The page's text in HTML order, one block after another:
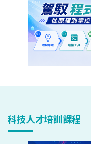
科技人才培訓課程